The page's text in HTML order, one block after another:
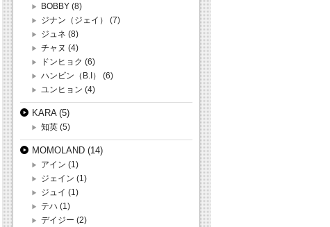
BOBBY (8)
ジナン（ジェイ）
(7)
ジュネ (8)
チャヌ (4)
ドンヒョク (6)
ハンビン（B.I）
(6)
ユンヒョン (4)
KARA(5)
知英 (5)
MOMOLAND (14)
アイン (1)
ジェイン (1)
ジュイ (1)
テハ (1)
デイジー (2)